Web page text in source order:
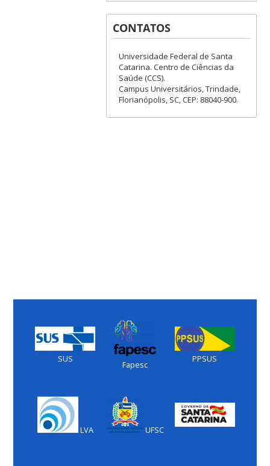
CONTATOS
Universidade Federal de Santa
Catarina. Centro de Ciências da
Saúde (CCS).
Campus Universitários, Trindade,
Florianópolis, SC, CEP: 88040-900.
SUS
Fapesc
PPSUS
LVA UFSC